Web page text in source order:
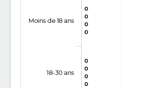
0
0
0
0
0
0
0
0
Moins de 18 ans
18-30 ans